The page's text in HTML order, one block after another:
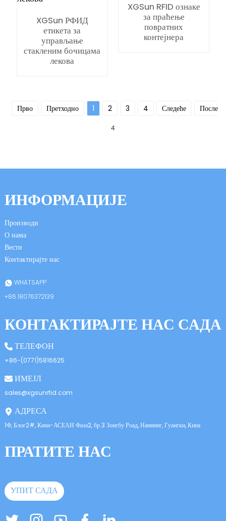
XGSun РФИД
етикета за
управљање
стакленим бочицама
лекова
XGSun RFID ознаке
за праћење
повратних
контејнера
Прво Претходно 1 2 3 4 Следеће
4
ИНФОРМАЦИЈЕ
Производи
О нама
Вести
Контактирајте нас
WHATSAPP
+86 18076372139
КОНТАКТИРАЈТЕ НАС САДА
ТЕЛЕФОН
+86-(0771)5816625
ИМЕЈЛ
sales@xgsunrfid.com
АДРЕСА
1Ф, Блог2#, Кина-АСЕАН Фаза2, бр.3 Зонгбу Роад, Наннинг, Гуангки, Кина
ПРАТИТЕ НАС
УПИТ САДА